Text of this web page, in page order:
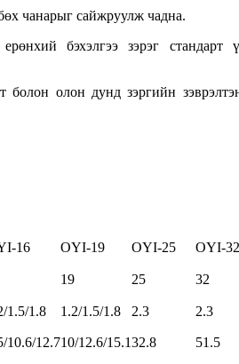
чанарыг сайжруулж чадна.
бэхэлгээ зэрэг стандарт
болон олон дунд зэргийн
16 OYI-19 OYI-25
OYI-32
19 25
32
1.5/1.8 1.2/1.5/1.8 2.3 2.3
10.6/12.710/12.6/15.132.8 51.5